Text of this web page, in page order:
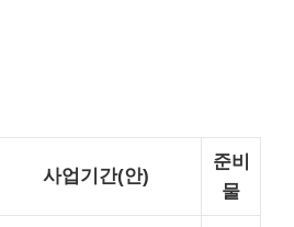
사업기간(안)
준비
물